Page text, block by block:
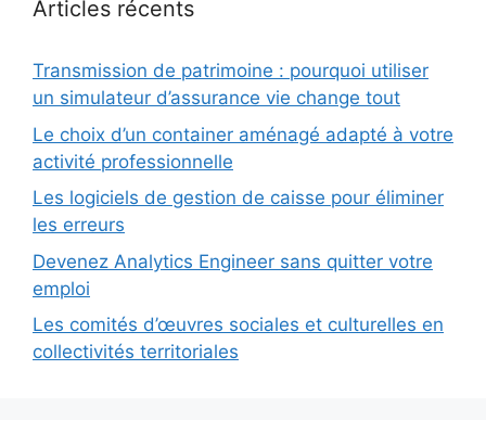
Articles récents
Transmission de patrimoine : pourquoi utiliser
un simulateur d’assurance vie change tout
Le choix d’un container aménagé adapté à votre
activité professionnelle
Les logiciels de gestion de caisse pour éliminer
les erreurs
Devenez Analytics Engineer sans quitter votre
emploi
Les comités d’œuvres sociales et culturelles en
collectivités territoriales